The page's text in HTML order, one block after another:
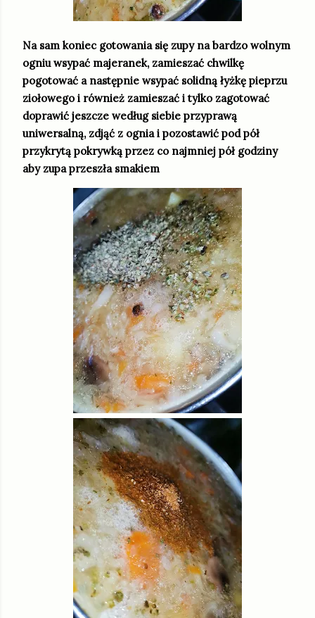
Na sam koniec gotowania się zupy na bardzo wolnym
ogniu wsypać majeranek, zamieszać chwilkę
pogotować a następnie wsypać solidną łyżkę pieprzu
ziołowego i również zamieszać i tylko zagotować
doprawić jeszcze według siebie przyprawą
uniwersalną, zdjąć z ognia i pozostawić pod pół
przykrytą pokrywką przez co najmniej pół godziny
aby zupa przeszła smakiem